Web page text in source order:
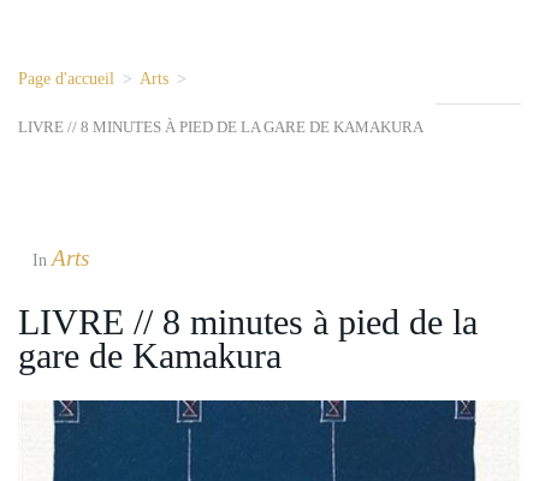
Page d'accueil > Arts >
LIVRE // 8 MINUTES À PIED DE LA GARE DE KAMAKURA
InArts
LIVRE // 8 minutes à pied de la
gare de Kamakura